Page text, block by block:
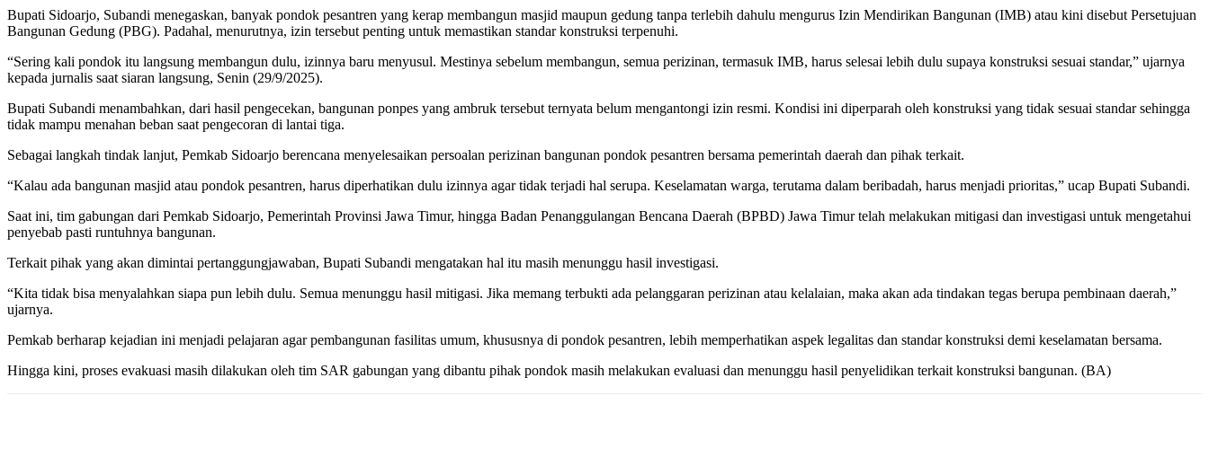
Bupati Sidoarjo, Subandi menegaskan, banyak pondok pesantren yang kerap membangun masjid maupun gedung tanpa terlebih dahulu mengurus Izin Mendirikan Bangunan (IMB) atau kini disebut Persetujuan
Bangunan Gedung (PBG). Padahal, menurutnya, izin tersebut penting untuk memastikan standar konstruksi terpenuhi.
“Sering kali pondok itu langsung membangun dulu, izinnya baru menyusul. Mestinya sebelum membangun, semua perizinan, termasuk IMB, harus selesai lebih dulu supaya konstruksi sesuai standar,” ujarnya
kepada jurnalis saat siaran langsung, Senin (29/9/2025).
Bupati Subandi menambahkan, dari hasil pengecekan, bangunan ponpes yang ambruk tersebut ternyata belum mengantongi izin resmi. Kondisi ini diperparah oleh konstruksi yang tidak sesuai standar sehingga
tidak mampu menahan beban saat pengecoran di lantai tiga.
Sebagai langkah tindak lanjut, Pemkab Sidoarjo berencana menyelesaikan persoalan perizinan bangunan pondok pesantren bersama pemerintah daerah dan pihak terkait.
“Kalau ada bangunan masjid atau pondok pesantren, harus diperhatikan dulu izinnya agar tidak terjadi hal serupa. Keselamatan warga, terutama dalam beribadah, harus menjadi prioritas,” ucap Bupati Subandi.
Saat ini, tim gabungan dari Pemkab Sidoarjo, Pemerintah Provinsi Jawa Timur, hingga Badan Penanggulangan Bencana Daerah (BPBD) Jawa Timur telah melakukan mitigasi dan investigasi untuk mengetahui
penyebab pasti runtuhnya bangunan.
Terkait pihak yang akan dimintai pertanggungjawaban, Bupati Subandi mengatakan hal itu masih menunggu hasil investigasi.
“Kita tidak bisa menyalahkan siapa pun lebih dulu. Semua menunggu hasil mitigasi. Jika memang terbukti ada pelanggaran perizinan atau kelalaian, maka akan ada tindakan tegas berupa pembinaan daerah,”
ujarnya.
Pemkab berharap kejadian ini menjadi pelajaran agar pembangunan fasilitas umum, khususnya di pondok pesantren, lebih memperhatikan aspek legalitas dan standar konstruksi demi keselamatan bersama.
Hingga kini, proses evakuasi masih dilakukan oleh tim SAR gabungan yang dibantu pihak pondok masih melakukan evaluasi dan menunggu hasil penyelidikan terkait konstruksi bangunan. (BA)